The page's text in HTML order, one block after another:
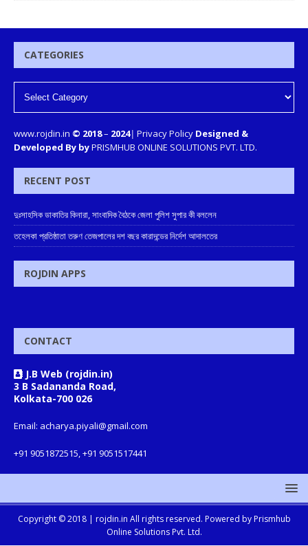
CATEGORIES
www.rojdin.in © 2018– 2024| Privacy Policy Designed &
Developed By byPRISMHUB ONLINE SOLUTIONS PVT. LTD.
RECENT POST
দুঃসাহসিক ডাকাতির কিনারা, সাংবাদিক বৈঠকে জেলা পুলিশ সুপার কী বললেন
তহেলকা প্রতিষ্ঠাতা তরুণ তেজপালের দশ বছর কারাদন্ডের নির্দেশ আদালতের
ROJDIN APPS
CONTACT
J.B Web (rojdin.in)
3 B Sadananda Road,
Kolkata-700 026
Email: acharya.piyali@gmail.com
+91 9051872515, +91 9051517441
Copyright © 2018 | rojdin.in All rights reserved. Powered by Prismhub
Online Solutions Pvt. Ltd.